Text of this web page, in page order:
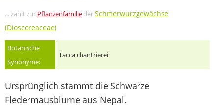
... zählt zur Pflanzenfamilie derSchmerwurzgewächse
(Dioscoreaceae)
Botanische
Synonyme:
Tacca chantrierei
Ursprünglich stammt die Schwarze
Fledermausblume aus Nepal.